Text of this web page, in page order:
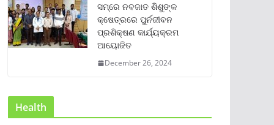
ସମ୍‌ରେ ନବଜାତ ଶିଶୁଙ୍କ
କ୍ଷେତ୍ରରେ ପୁର୍ନଜୀବନ
ପ୍ରଶିକ୍ଷଣ କାର୍ଯ୍ୟକ୍ରମ
ଆୟୋଜିତ
December 26, 2024
Health